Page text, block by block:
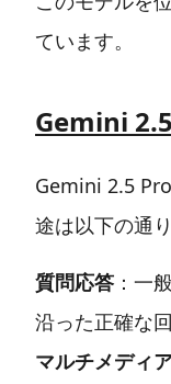
ています。
Gemini
Gemini 2.5
途は以下の通
質問応答 ：一
沿った正確な
マルチメディ